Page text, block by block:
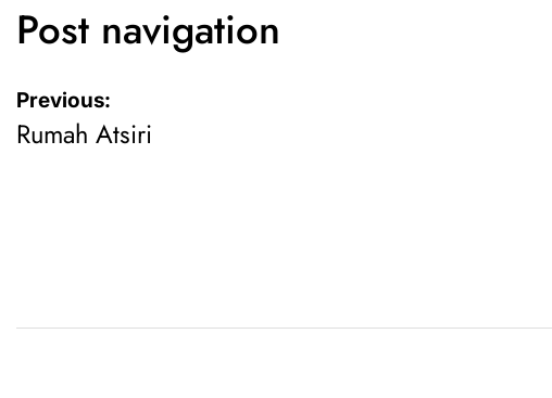
Post navigation
Previous:
Rumah Atsiri